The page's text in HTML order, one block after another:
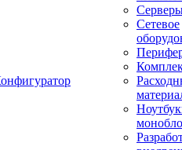
Сетевое